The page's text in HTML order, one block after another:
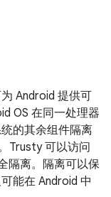
Android 提供可
OS 在同一处理器
的其余组件隔离
Trusty 可以访问
隔离。隔离可以保
能在 Android 中